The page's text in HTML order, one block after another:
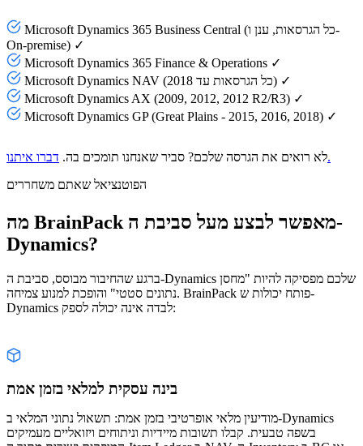
Microsoft Dynamics 365 Business Central (כל הגרסאות, ענן ו-
On-premise) ✓
Microsoft Dynamics 365 Finance & Operations ✓
Microsoft Dynamics NAV (כל הגרסאות עד 2018) ✓
Microsoft Dynamics AX (2009, 2012, 2012 R2/R3) ✓
Microsoft Dynamics GP (Great Plains - 2015, 2016, 2018) ✓
לא רואים את הגרסה שלכם? סביר שאנחנו תומכים בה.דברו איתנו.
הפוטנציאל שאתם משחררים
מה BrainPack מאפשר לבצע מעל סביבת ה-
Dynamics?
ברגע שהחיבור מבוסס, סביבת ה-Dynamics שלכם מפסיקה להיות "מחסן
נתונים סטטי" והופכת למנוע צמיחה. BrainPack פותח יכולות ש-
Dynamics לבדה אינה יכולה לספק:
בינה עסקית למלאי בזמן אמת
מודיעין מלאי אופרטיבי בזמן אמת: תשאול נתוני המלאי ב-Dynamics
בשפה טבעית. קבלו תשובות מיידיות וניתוחים ויזואליים מעמיקים